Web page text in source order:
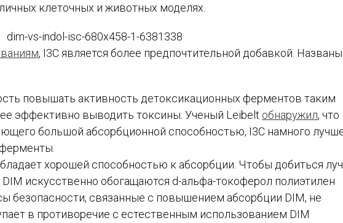
клеточных и животных моделях.
, I3C является более предпочтительной добавкой. Названы
повышать активность детоксикационных ферментов таким
эффективно выводить токсины. Ученый Leibelt обнаружил, что
большой абсорбционной способностью, I3C намного
хорошей способностью к абсорбции. Чтобы добиться
искусственно обогащаются d-альфа-токоферол полиэтилен
безопасности, связанные с повышением абсорбции DIM, не
в противоречие с естественным использованием DIM